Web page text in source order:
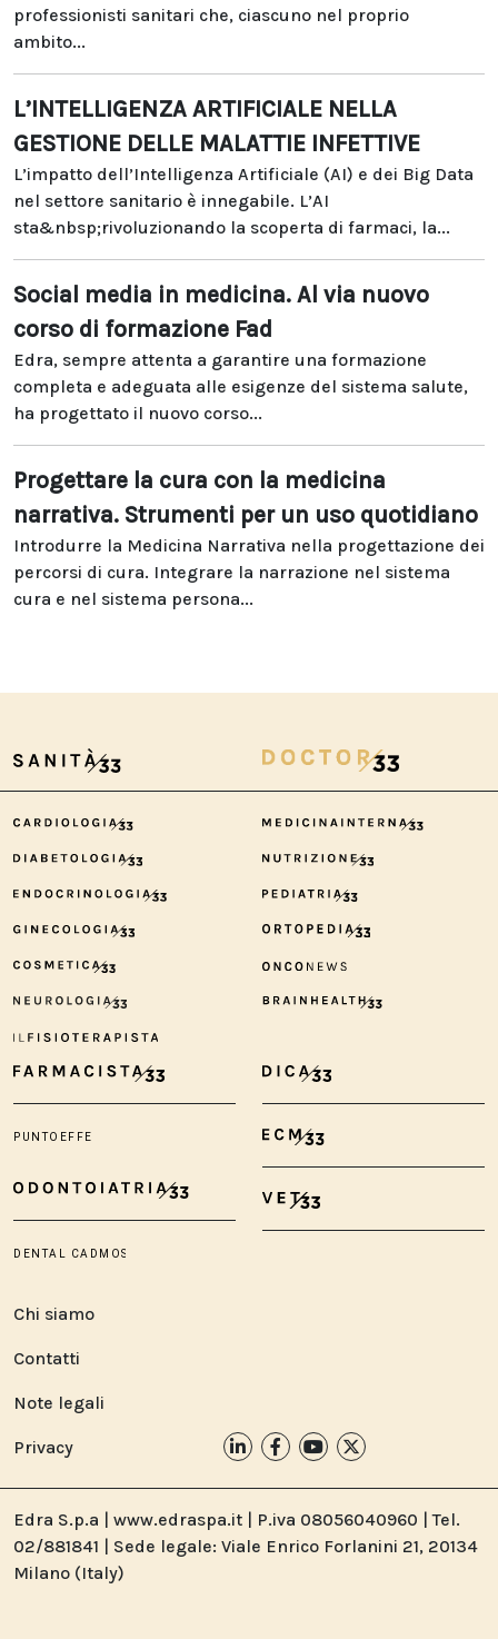
professionisti sanitari che, ciascuno nel proprio
ambito...
L’INTELLIGENZA ARTIFICIALE NELLA
GESTIONE DELLE MALATTIE INFETTIVE
L’impatto dell’Intelligenza Artificiale (AI) e dei Big Data
nel settore sanitario è innegabile. L’AI
sta&nbsp;rivoluzionando la scoperta di farmaci, la...
Social media in medicina. Al via nuovo
corso di formazione Fad
Edra, sempre attenta a garantire una formazione
completa e adeguata alle esigenze del sistema salute,
ha progettato il nuovo corso...
Progettare la cura con la medicina
narrativa. Strumenti per un uso quotidiano
Introdurre la Medicina Narrativa nella progettazione dei
percorsi di cura. Integrare la narrazione nel sistema
cura e nel sistema persona...
Chi siamo
Contatti
Note legali
Privacy
Edra S.p.a | www.edraspa.it | P.iva 08056040960 | Tel.
02/881841 | Sede legale: Viale Enrico Forlanini 21, 20134
Milano (Italy)